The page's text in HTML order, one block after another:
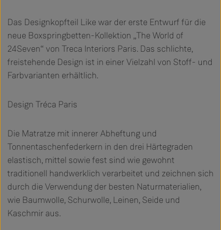
Das Designkopfteil Like war der erste Entwurf für die
neue Boxspringbetten-Kollektion „The World of
24Seven“ von Treca Interiors Paris. Das schlichte,
freistehende Design ist in einer Vielzahl von Stoff- und
Farbvarianten erhältlich.
Design Tréca Paris
Die Matratze mit innerer Abheftung und
Tonnentaschenfederkern in den drei Härtegraden
elastisch, mittel sowie fest sind wie gewohnt
traditionell handwerklich verarbeitet und zeichnen sich
durch die Verwendung der besten Naturmaterialien,
wie Baumwolle, Schurwolle, Leinen, Seide und
Kaschmir aus.